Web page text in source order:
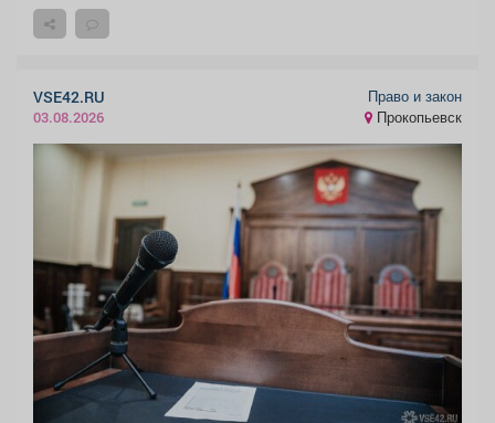
VSE42.RU
03.08.2026
Право и закон
Прокопьевск